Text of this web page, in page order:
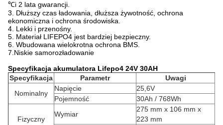
℃i 2 lata gwarancji.
3. Dłuższy czas ładowania, dłuższa żywotność, ochrona
ekonomiczna i ochrona środowiska.
4. Lekki i przenośny.
5. Materiał LIFEPO4 jest bardziej bezpieczny.
6. Wbudowana wielokrotna ochrona BMS.
7. Niskie samorozładowanie
Specyfikacja akumulatora Lifepo4 24V 30AH
Specyfikacja
Parametr
Uwagi
Nominalny
Napięcie
25,6V
Pojemność
30Ah / 768Wh
Fizyczny
Wymiar
275 mm x 106 mm x
223 mm